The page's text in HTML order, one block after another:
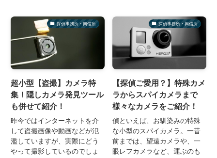
探偵事務所・興信所
超小型【盗撮】カメラ特
集！隠しカメラ発見ツール
も併せて紹介！
昨今ではインターネットを介
して盗撮画像や動画などが氾
濫していますが、実際にどう
やって撮影しているのでしょ
探偵事務所・興信所
【探偵ご愛用？】特殊カメ
ラからスパイカメラまで
様々なカメラをご紹介！
偵といえば、お馴染みの特殊
な小型のスパイカメラ。一昔
前までは、望遠カメラや、一
眼レフカメラなど、運ぶのも